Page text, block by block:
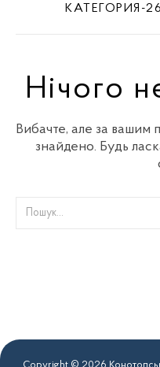
КАТЕГОРИЯ-
Нічого
Вибачте, але за вашим
знайдено. Будь